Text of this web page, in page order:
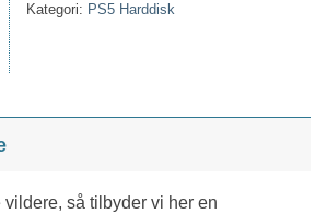
Kategori: PS5 Harddisk
så tilbyder vi her en